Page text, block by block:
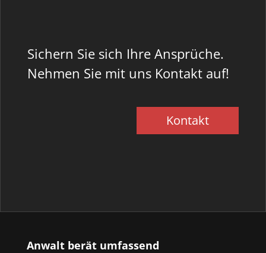
Sichern Sie sich Ihre Ansprüche.
Nehmen Sie mit uns Kontakt auf!
Kontakt
Anwalt berät umfassend